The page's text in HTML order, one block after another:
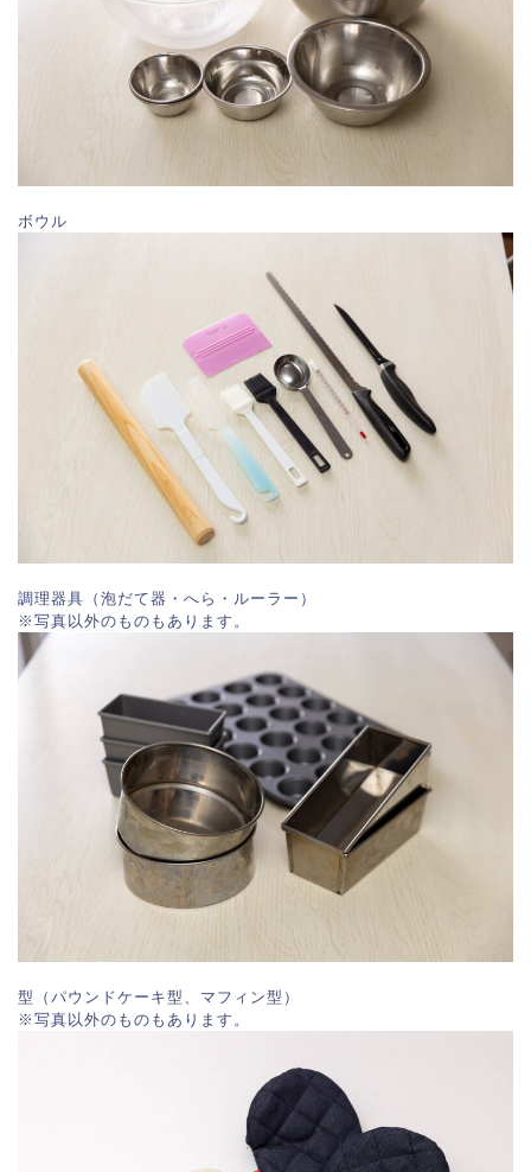
ボウル
調理器具（泡だて器・へら・ルーラー）
※写真以外のものもあります。
型（パウンドケーキ型、マフィン型）
※写真以外のものもあります。